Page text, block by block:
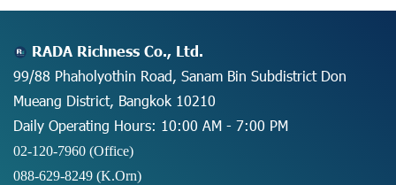
RADA Richness Co., Ltd.
99/88 Phaholyothin Road, Sanam Bin Subdistrict Don
Mueang District, Bangkok 10210
Daily Operating Hours: 10:00 AM - 7:00 PM
02-120-7960 (Office)
088-629-8249 (K.Orn)